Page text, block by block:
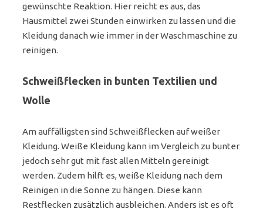
gewünschte Reaktion. Hier reicht es aus, das
Hausmittel zwei Stunden einwirken zu lassen und die
Kleidung danach wie immer in der Waschmaschine zu
reinigen.
Schweißflecken in bunten Textilien und
Wolle
Am auffälligsten sind Schweißflecken auf weißer
Kleidung. Weiße Kleidung kann im Vergleich zu bunter
jedoch sehr gut mit fast allen Mitteln gereinigt
werden. Zudem hilft es, weiße Kleidung nach dem
Reinigen in die Sonne zu hängen. Diese kann
Restflecken zusätzlich ausbleichen. Anders ist es oft